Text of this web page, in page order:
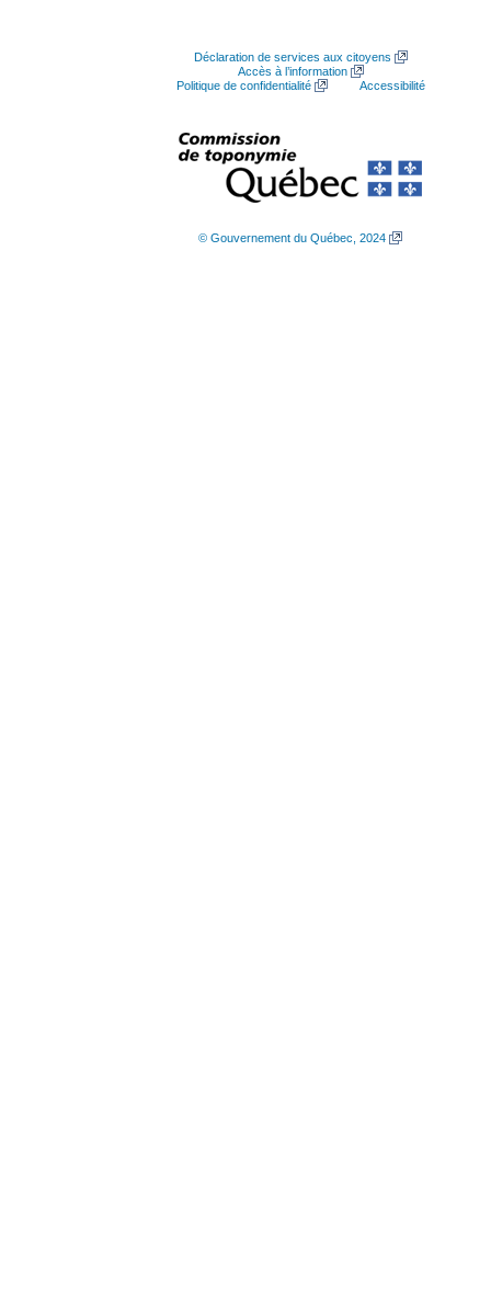
Déclaration de services aux citoyens
Accès à l’information
Politique de confidentialité
Accessibilité
© Gouvernement du Québec, 2024